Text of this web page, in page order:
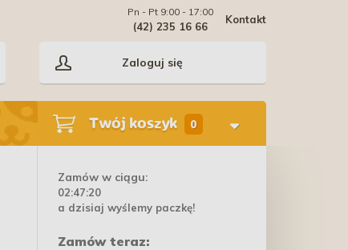
Kontakt
Pn - Pt 9:00 - 17:00
(42) 235 16 66
Zaloguj się
Twój koszyk 0
Zamów w ciągu:
02:47:20
a dzisiaj wyślemy paczkę!
Zamów teraz: